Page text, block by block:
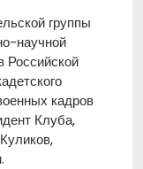
группы
научной
Российской
кадров
Клуба,